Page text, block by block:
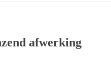
afwerking